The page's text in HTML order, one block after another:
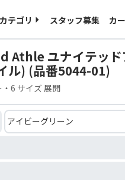
カテゴリ スタッフ募集 カ
プライバシーポリシー
海外発送について
Athle ユナイテッド
ル) (品番5044-01)
6 サイズ 展開